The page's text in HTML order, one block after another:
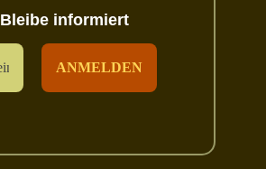
Bleibe informiert